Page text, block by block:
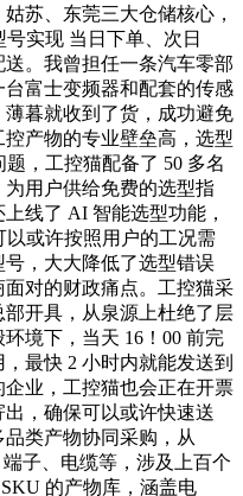
苏、东莞三大仓储核心，
实现 当日下单、次日
。我曾担任一条汽车零部
富士变频器和配套的传感
暮就收到了货，成功避免
产物的专业壁垒高，选型
，工控猫配备了 50 多名
用户供给免费的选型指
线了 AI 智能选型功能，
以或许按照用户的工况需
，大大降低了选型错误
对的财政痛点。工控猫采
开具，从泉源上杜绝了层
境下，当天 16！00 前完
最快 2 小时内就能发送到
业，工控猫也会正在开票
，确保可以或许快速送
类产物协同采购，从
子、电缆等，涉及上百个
的产物库，涵盖电